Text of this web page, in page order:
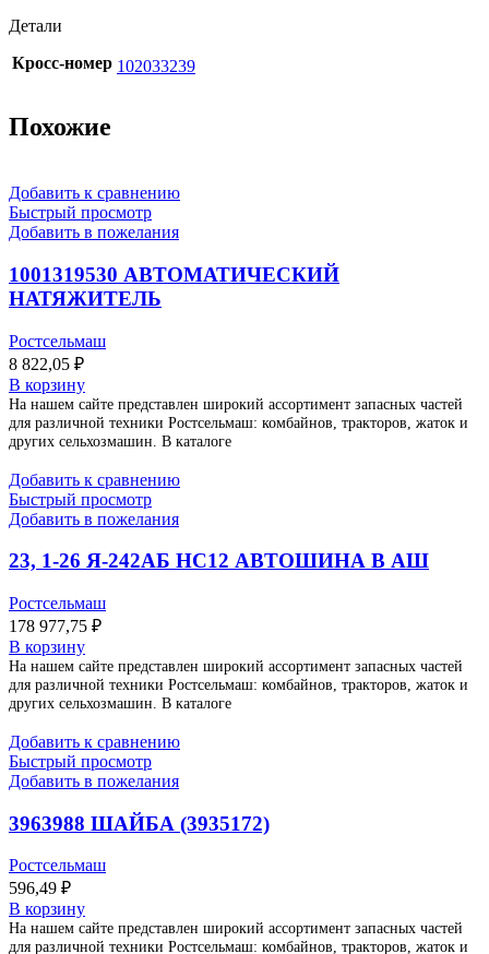
Детали
Кросс-номер 102033239
Похожие
Добавить к сравнению
Быстрый просмотр
Добавить в пожелания
1001319530 АВТОМАТИЧЕСКИЙ
НАТЯЖИТЕЛЬ
Ростсельмаш
8 822,05 ₽
В корзину
На нашем сайте представлен широкий ассортимент запасных частей
для различной техники Ростсельмаш: комбайнов, тракторов, жаток и
других сельхозмашин. В каталоге
Добавить к сравнению
Быстрый просмотр
Добавить в пожелания
23, 1-26 Я-242АБ НС12 АВТОШИНА В АШ
Ростсельмаш
178 977,75 ₽
В корзину
На нашем сайте представлен широкий ассортимент запасных частей
для различной техники Ростсельмаш: комбайнов, тракторов, жаток и
других сельхозмашин. В каталоге
Добавить к сравнению
Быстрый просмотр
Добавить в пожелания
3963988 ШАЙБА (3935172)
Ростсельмаш
596,49 ₽
В корзину
На нашем сайте представлен широкий ассортимент запасных частей
для различной техники Ростсельмаш: комбайнов, тракторов, жаток и